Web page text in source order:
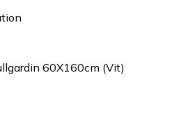
60X160cm (Vit)